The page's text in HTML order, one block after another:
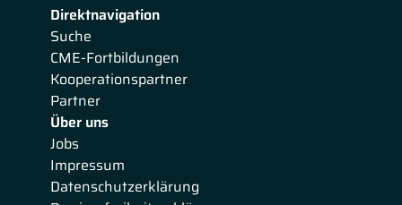
Direktnavigation
Suche
CME-Fortbildungen
Kooperationspartner
Partner
Über uns
Jobs
Impressum
Datenschutzerklärung